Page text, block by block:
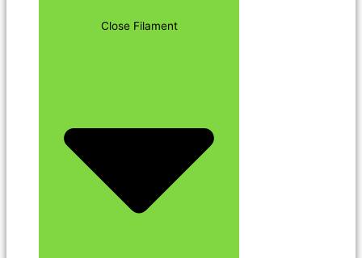
Close Filament